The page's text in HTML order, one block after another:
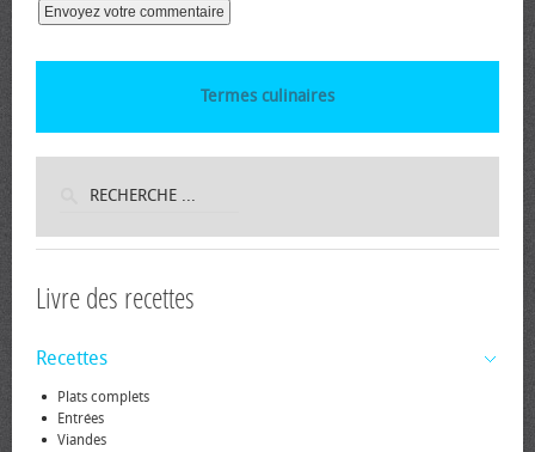
Termes culinaires
Livre des recettes
Recettes
Plats complets
Entrées
Viandes